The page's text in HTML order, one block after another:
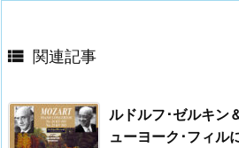
 関連記事
ルドルフ･ゼルキン
ューヨーク･フィル